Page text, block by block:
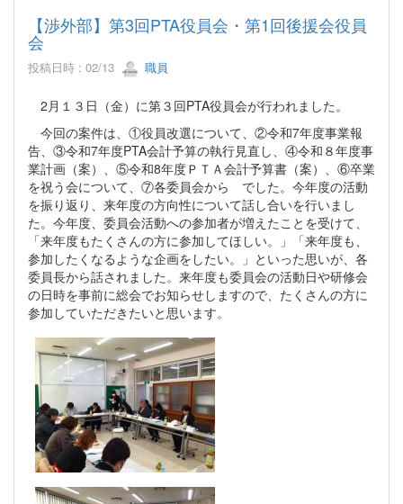
【渉外部】第3回PTA役員会・第1回後援会役員
会
投稿日時 : 02/13 職員
2月１３日（金）に第３回PTA役員会が行われました。
今回の案件は、①役員改選について、②令和7年度事業報
告、③令和7年度PTA会計予算の執行見直し、④令和８年度事
業計画（案）、⑤令和8年度ＰＴＡ会計予算書（案）、⑥卒業
を祝う会について、⑦各委員会から でした。今年度の活動
を振り返り、来年度の方向性について話し合いを行いまし
た。今年度、委員会活動への参加者が増えたことを受けて、
「来年度もたくさんの方に参加してほしい。」「来年度も、
参加したくなるような企画をしたい。」といった思いが、各
委員長から話されました。来年度も委員会の活動日や研修会
の日時を事前に総会でお知らせしますので、たくさんの方に
参加していただきたいと思います。